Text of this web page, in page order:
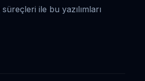
süreçleri ile bu yazılımları